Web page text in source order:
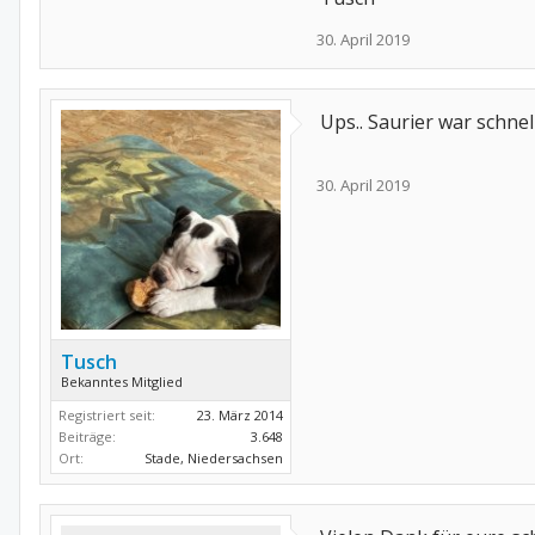
30. April 2019
Tusch
Bekanntes Mitglied
Registriert seit:
23. März 2014
Beiträge:
3.648
Ort:
Stade, Niedersachsen
Ups.. Saurier war
30. April 2019